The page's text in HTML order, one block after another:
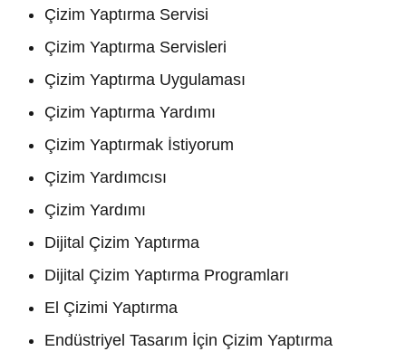
Çizim Yaptırma Servisi
Çizim Yaptırma Servisleri
Çizim Yaptırma Uygulaması
Çizim Yaptırma Yardımı
Çizim Yaptırmak İstiyorum
Çizim Yardımcısı
Çizim Yardımı
Dijital Çizim Yaptırma
Dijital Çizim Yaptırma Programları
El Çizimi Yaptırma
Endüstriyel Tasarım İçin Çizim Yaptırma